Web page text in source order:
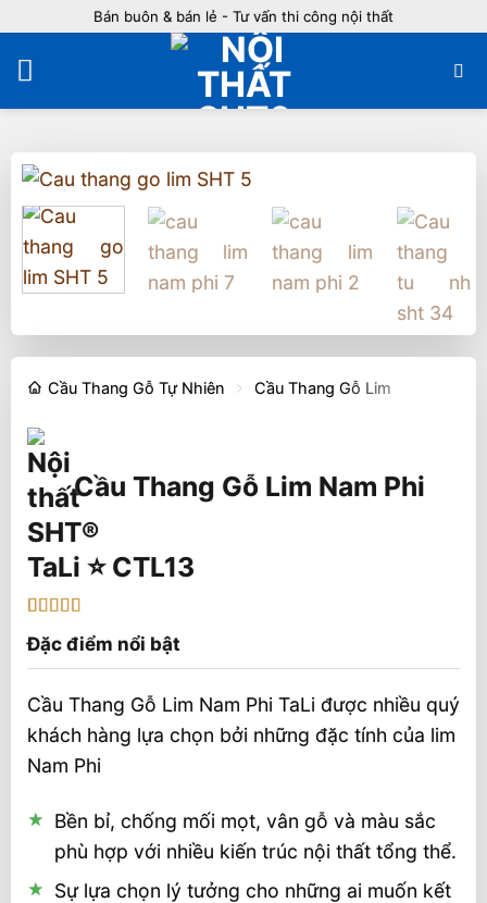
nội
dung
Bán buôn & bán lẻ - Tư vấn thi công nội thất
Cầu Thang Gỗ Tự Nhiên Cầu Thang Gỗ Lim
Cầu Thang Gỗ Lim Nam Phi
TaLi ⭐️ CTL13
trên 5 dựa
trênđánh
giá
Đặc điểm nổi bật
Cầu Thang Gỗ Lim Nam Phi TaLi được nhiều quý
khách hàng lựa chọn bởi những đặc tính của lim
Nam Phi
Bền bỉ, chống mối mọt, vân gỗ và màu sắc
phù hợp với nhiều kiến trúc nội thất tổng thể.
Sự lựa chọn lý tưởng cho những ai muốn kết